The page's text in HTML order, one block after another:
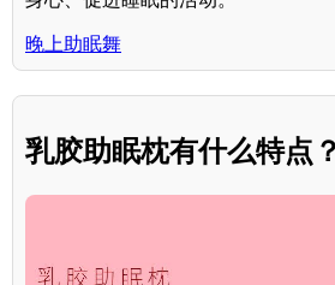
晚上助眠舞
乳胶助眠枕有什么特点？